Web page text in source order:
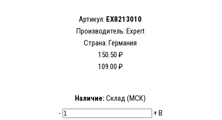
Артикул: EX8213010
Производитель: Expert
Страна: Германия
150.50 ₽
109.00 ₽
Наличие: Склад (МСК)
-
+В